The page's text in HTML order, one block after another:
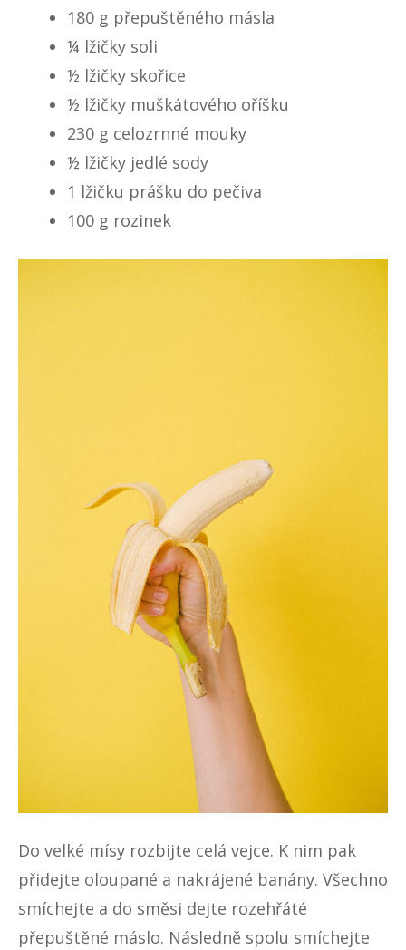
180 g přepuštěného másla
¼ lžičky soli
½ lžičky skořice
½ lžičky muškátového oříšku
230 g celozrnné mouky
½ lžičky jedlé sody
1 lžičku prášku do pečiva
100 g rozinek
Do velké mísy rozbijte celá vejce. K nim pak
přidejte oloupané a nakrájené banány. Všechno
smíchejte a do směsi dejte rozehřáté
přepuštěné máslo. Následně spolu smíchejte